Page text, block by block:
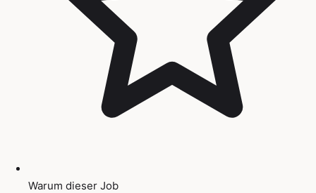
Warum dieser Job